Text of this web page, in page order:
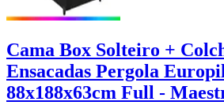
Cama Box Solteiro +
Ensacadas Pergola
88x188x63cm Full -